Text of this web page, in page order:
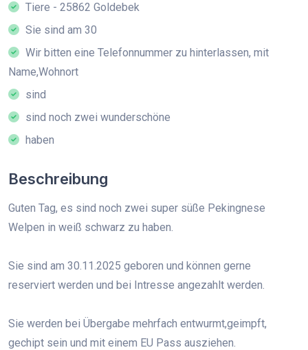
Tiere - 25862 Goldebek
Sie sind am 30
Wir bitten eine Telefonnummer zu hinterlassen, mit
Name,Wohnort
sind
sind noch zwei wunderschöne
haben
Beschreibung
Guten Tag, es sind noch zwei super süße Pekingnese
Welpen in weiß schwarz zu haben.
Sie sind am 30.11.2025 geboren und können gerne
reserviert werden und bei Intresse angezahlt werden.
Sie werden bei Übergabe mehrfach entwurmt,geimpft,
gechipt sein und mit einem EU Pass ausziehen.